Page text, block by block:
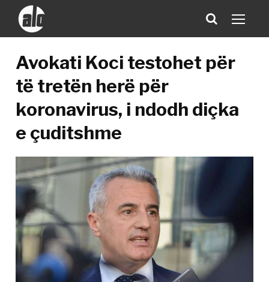
Avokati Koci testohet për
të tretën herë për
koronavirus, i ndodh diçka
e çuditshme